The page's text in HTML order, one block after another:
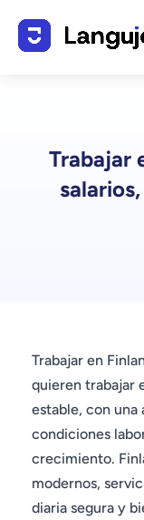
Trabajar
Trabajar en
quieren trabajar
estable, con una
condiciones
crecimiento.
modernos,
diaria segura y